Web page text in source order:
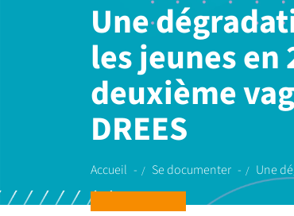
Une
les jeunes en
deuxième
DREES
Accueil Se documenter Une